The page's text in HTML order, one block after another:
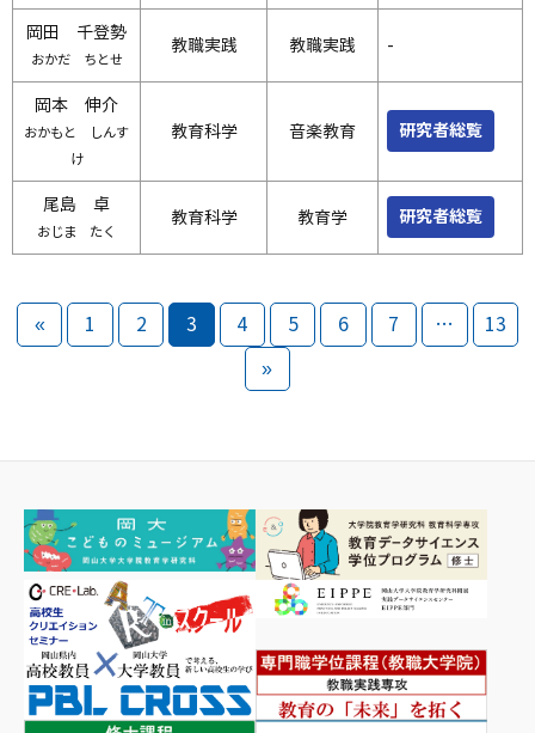
岡田 千登勢
おかだ ちとせ
教職実践 教職実践 -
岡本 伸介
おかもと しんす
け
教育科学 音楽教育 研究者総覧
尾島 卓
おじま たく
教育科学 教育学 研究者総覧
« 1 2 3 4 5 6 7 …
13
»